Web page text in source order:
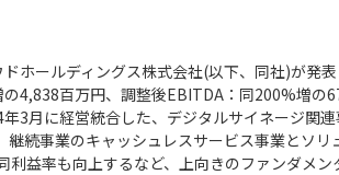
ドホールディングス株式会社(以下、同社)が発
4,838百万円、調整後EBITDA：同200%増の
3月に経営統合した、デジタルサイネージ関
継続事業のキャッシュレスサービス事業とソリ
利益率も向上するなど、上向きのファンダメ